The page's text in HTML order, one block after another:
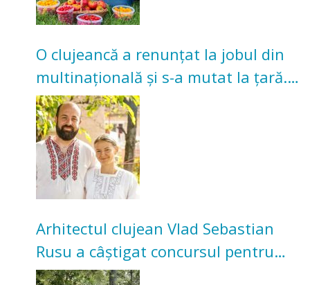
O clujeancă a renunțat la jobul din
multinațională și s-a mutat la țară.
Acum cultivă legume în grădina
bunicilor
Arhitectul clujean Vlad Sebastian
Rusu a câștigat concursul pentru
transformarea Grădinii Casei